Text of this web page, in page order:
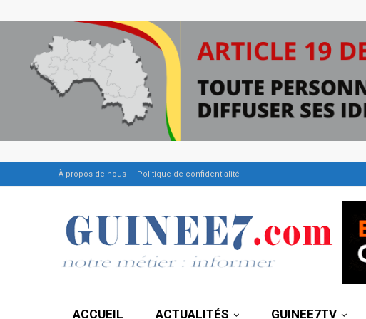
À propos de nous Politique de confidentialité
ACCUEIL ACTUALITÉS GUINEE7TV